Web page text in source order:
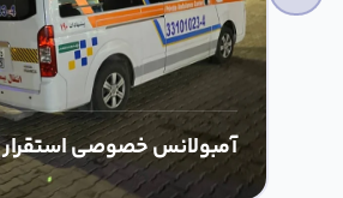
آمبولانس خصوصی استقرار